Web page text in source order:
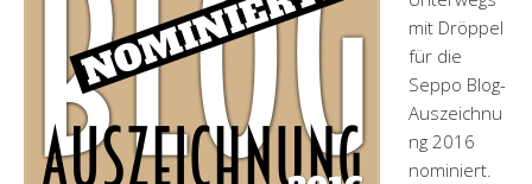
mit Dröppel
für die
Seppo Blog-
Auszeichnu
ng 2016
nominiert.